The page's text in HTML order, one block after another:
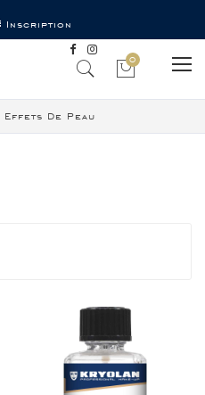
Inscription
0
Effets De Peau